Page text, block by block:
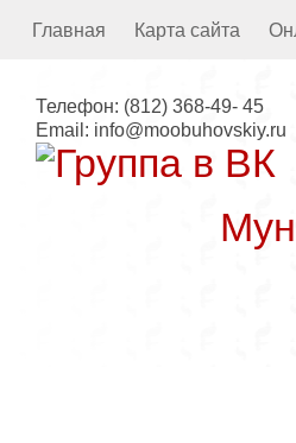
Главная Карта сайта
Телефон: (812) 368-49- 45
Email: info@moobuhovskiy.ru